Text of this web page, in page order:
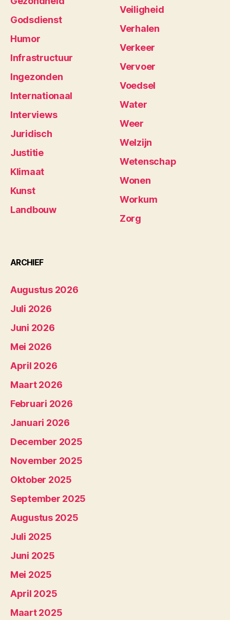
Godsdienst
Humor
Infrastructuur
Ingezonden
Internationaal
Interviews
Juridisch
Justitie
Klimaat
Kunst
Landbouw
Veiligheid
Verhalen
Verkeer
Vervoer
Voedsel
Water
Weer
Welzijn
Wetenschap
Wonen
Workum
Zorg
ARCHIEF
Augustus 2026
Juli 2026
Juni 2026
Mei 2026
April 2026
Maart 2026
Februari 2026
Januari 2026
December 2025
November 2025
Oktober 2025
September 2025
Augustus 2025
Juli 2025
Juni 2025
Mei 2025
April 2025
Maart 2025